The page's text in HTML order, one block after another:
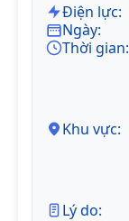
Điện lực:
Ngày:
Thời gian:
Khu vực:
Lý do: